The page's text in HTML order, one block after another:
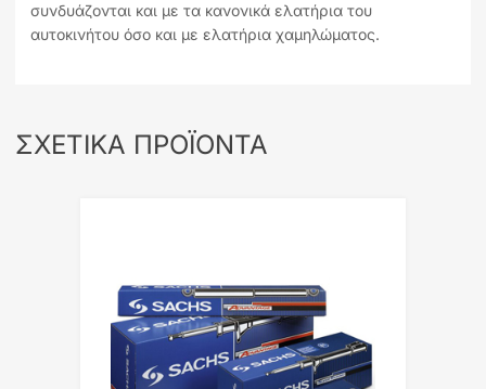
συνδυάζονται και με τα κανονικά ελατήρια του
αυτοκινήτου όσο και με ελατήρια χαμηλώματος.
ΣΧΕΤΙΚΆ ΠΡΟΪΌΝΤΑ